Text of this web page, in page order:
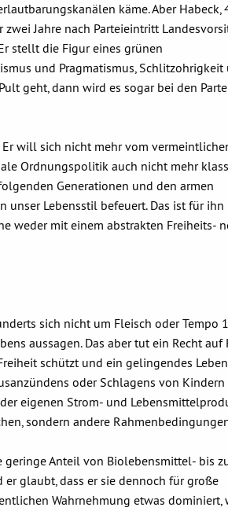
käme. Aber Habeck,
Jahre nach Parteieintritt
stellt die Figur eines grünen
und Pragmatismus, Schlitzohrigkeit
geht, dann wird es sogar bei den
will sich nicht mehr vom
Ordnungspolitik auch nicht mehr
Generationen und den armen
unser Lebensstil befeuert. Das ist für ihn
weder mit einem abstrakten Freiheits-
sich nicht um Fleisch oder Tempo
aussagen. Das aber tut ein Recht auf
schützt und ein gelingendes
oder Schlagens von Kindern
eigenen Strom- und
sondern andere
geringe Anteil von Biolebensmittel- bis
glaubt, dass er sie dennoch für große
Wahrnehmung etwas dominiert,